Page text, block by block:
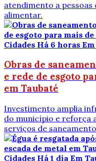
atendimento a pessoas
alimentar.
Cidades Há 6 horas
Obras de
e rede de esgoto
em Taubaté
Investimento amplia
do município e reforça
serviços de
Cidades Há 1 dia Em